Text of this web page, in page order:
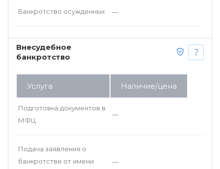
Банкротство осужденных —
Внесудебное
банкротство
Услуга Наличие/цена
Подготовка документов в
МФЦ
—
Подача заявления о
банкротстве от имени
—